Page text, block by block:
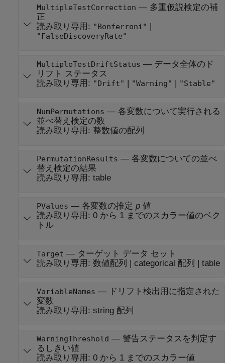
MultipleTestCorrection — 多重仮説検定の補
正
読み取り専用: "Bonferroni" |
"FalseDiscoveryRate"
MultipleTestDriftStatus — データ全体のド
リフト ステータス
読み取り専用: "Drift" | "Warning" | "Stable"
NumPermutations — 各変数について実行される
並べ替え検定の数
読み取り専用: 整数値の配列
PermutationResults — 各変数についての並べ
替え検定の結果
読み取り専用: table
PValues — 各変数の推定 p値
読み取り専用: 0 から 1 までのスカラー値のベク
トル
Target — ターゲット データ セット
読み取り専用: 数値配列 | categorical 配列 | table
VariableNames — ドリフト検出用に指定された
変数
読み取り専用: string 配列
WarningThreshold — 警告ステータスを判定す
るしきい値
読み取り専用: 0 から 1 までのスカラー値